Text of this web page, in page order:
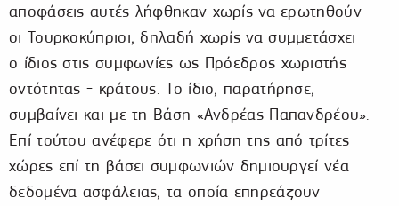
αποφάσεις αυτές λήφθηκαν χωρίς να ερωτηθούν
οι Τουρκοκύπριοι, δηλαδή χωρίς να συμμετάσχει
ο ίδιος στις συμφωνίες ως Πρόεδρος χωριστής
οντότητας - κράτους. Το ίδιο, παρατήρησε,
συμβαίνει και με τη Βάση «Ανδρέας Παπανδρέου».
Επί τούτου ανέφερε ότι η χρήση της από τρίτες
χώρες επί τη βάσει συμφωνιών δημιουργεί νέα
δεδομένα ασφάλειας, τα οποία επηρεάζουν